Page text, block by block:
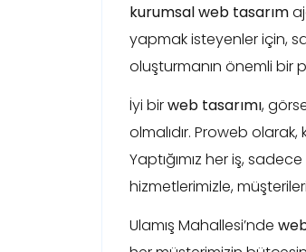
kurumsal web tasarım
yapmak isteyenler için,
oluşturmanın önemli bir
İyi birweb tasarımı,
olmalıdır. Proweb
Yaptığımız her iş,
hizmetlerimizle,
Ulamış Mahallesi’nde